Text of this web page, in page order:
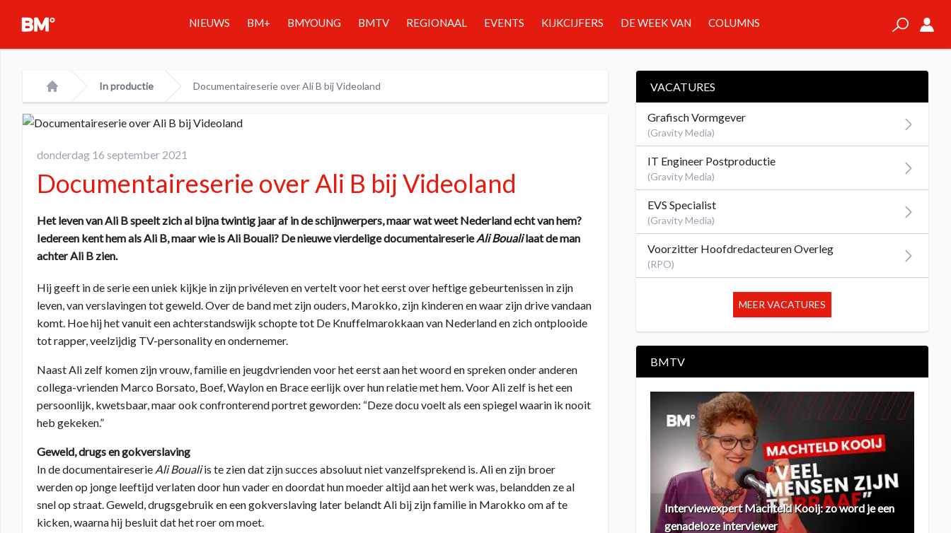
NIEUWS BM+ BMYOUNG BMTV REGIONAAL EVENTS KIJKCIJFERS DE WEEK VAN COLUMNS
Home
In productie Documentaireserie over Ali B bij Videoland
donderdag 16 september 2021
Documentaireserie over Ali B bij Videoland
Het leven van Ali B speelt zich al bijna twintig jaar af in de schijnwerpers, maar wat weet Nederland echt van hem?
Iedereen kent hem als Ali B, maar wie is Ali Bouali? De nieuwe vierdelige documentaireserieAli Boualilaat de man
achter Ali B zien.
Hij geeft in de serie een uniek kijkje in zijn privéleven en vertelt voor het eerst over heftige gebeurtenissen in zijn
leven, van verslavingen tot geweld. Over de band met zijn ouders, Marokko, zijn kinderen en waar zijn drive vandaan
komt. Hoe hij het vanuit een achterstandswijk schopte tot De Knuffelmarokkaan van Nederland en zich ontplooide
tot rapper, veelzijdig TV-personality en ondernemer.
Naast Ali zelf komen zijn vrouw, familie en jeugdvrienden voor het eerst aan het woord en spreken onder anderen
collega-vrienden Marco Borsato, Boef, Waylon en Brace eerlijk over hun relatie met hem. Voor Ali zelf is het een
persoonlijk, kwetsbaar, maar ook confronterend portret geworden: “Deze docu voelt als een spiegel waarin ik nooit
heb gekeken.”
Geweld, drugs en gokverslaving
In de documentaireserie Ali Boualiis te zien dat zijn succes absoluut niet vanzelfsprekend is. Ali en zijn broer
werden op jonge leeftijd verlaten door hun vader en doordat hun moeder altijd aan het werk was, belandden ze al
snel op straat. Geweld, drugsgebruik en een gokverslaving later belandt Ali bij zijn familie in Marokko om af te
kicken, waarna hij besluit dat het roer om moet.
VACATURES
Grafisch Vormgever
(Gravity Media)
IT Engineer Postproductie
(Gravity Media)
EVS Specialist
(Gravity Media)
Voorzitter Hoofdredacteuren Overleg
(RPO)
MEER VACATURES
BMTV
Interviewexpert Machteld Kooij: zo word je een
genadeloze interviewer